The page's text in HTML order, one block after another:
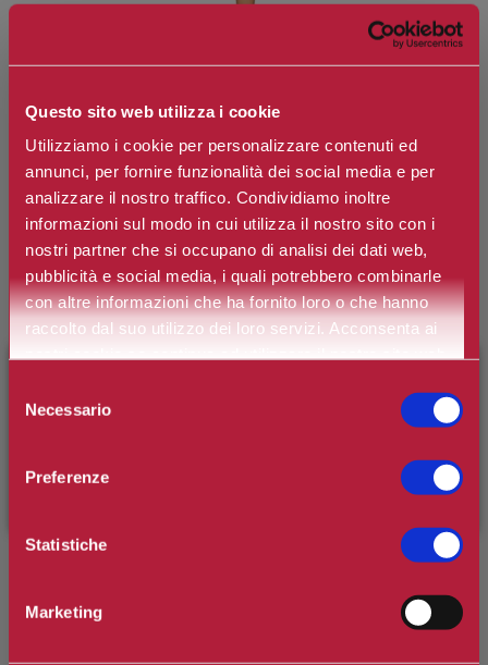
Questo sito web utilizza i cookie
Utilizziamo i cookie per personalizzare contenuti ed
annunci, per fornire funzionalità dei social media e per
analizzare il nostro traffico. Condividiamo inoltre
informazioni sul modo in cui utilizza il nostro sito con i
nostri partner che si occupano di analisi dei dati web,
pubblicità e social media, i quali potrebbero combinarle
con altre informazioni che ha fornito loro o che hanno
raccolto dal suo utilizzo dei loro servizi. Acconsenta ai
nostri cookie se continua ad utilizzare il nostro sito web.
delNecessario
Preferenze
Statistiche
Marketing
CLARINS
Marchio: Clarins
Art. n. 3380810405880
Spedizione in Italia gratuita se il carrello supera i 60€
e usufruisci dello
inserendo il codice